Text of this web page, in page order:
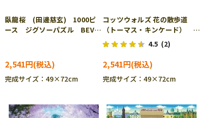
臥龍桜 (田邊慈玄) 1000ピ
ース ジグソーパズル BEV-
2,541円
完成サイズ：49×72cm
コッツウォルズ 花の散歩道
（トーマス・キンケード）
1000ピース ジグソーパズ
ル BEV-1000-051
4.5 (2)
2,541円
完成サイズ：49×72cm